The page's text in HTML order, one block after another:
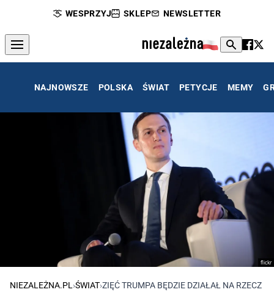
WESPRZYJ SKLEP NEWSLETTER
NAJNOWSZE POLSKA ŚWIAT PETYCJE MEMY
flickr
NIEZALEŻNA.PL ›ŚWIAT›ZIĘĆ TRUMPA BĘDZIE DZIAŁAŁ NA RZECZ